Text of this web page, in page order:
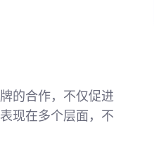
的合作，不仅促进
现在多个层面，不